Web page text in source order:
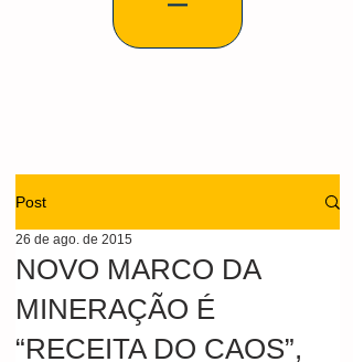
Post
NOVO MARCO DA
MINERAÇÃO É
“RECEITA DO CAOS”,
26 de ago. de 2015